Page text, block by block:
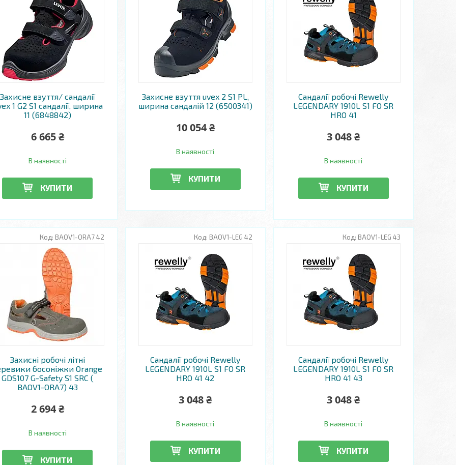
Захисне взуття/ сандалії
1 G2 S1 сандалії, ширина
11 (6848842)
6 665 ₴
В наявності
КУПИТИ
Захисне взуття uvex 2 S1 PL,
ширина сандалій 12 (6500341)
10 054 ₴
В наявності
КУПИТИ
Сандалії робочі Rewelly
LEGENDARY 1910L S1 FO SR
HRO 41
3 048 ₴
В наявності
КУПИТИ
BAOV1-ORA7 42
Захисні робочі літні
босоніжки Orange
GDS107 G-Safety S1 SRC (
BAOV1-ORA7) 43
2 694 ₴
В наявності
КУПИТИ
BAOV1-LEG 42
Сандалії робочі Rewelly
LEGENDARY 1910L S1 FO SR
HRO 41 42
3 048 ₴
В наявності
КУПИТИ
BAOV1-LEG 43
Сандалії робочі Rewelly
LEGENDARY 1910L S1 FO SR
HRO 41 43
3 048 ₴
В наявності
КУПИТИ